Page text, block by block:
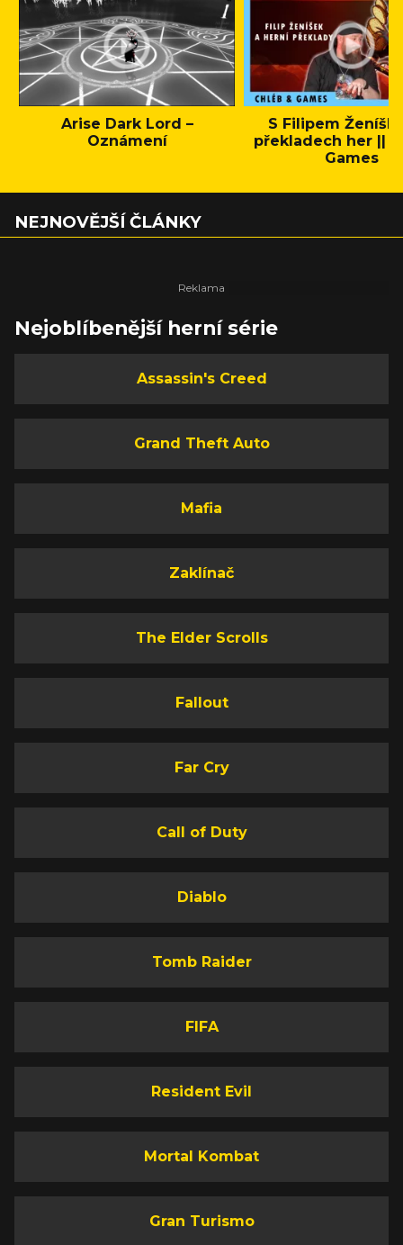
Arise Dark Lord –
Oznámení
S Filipem
překladech her ||
Games
NEJNOVĚJŠÍ ČLÁNKY
Nejoblíbenější herní série
Assassin's Creed
Grand Theft Auto
Mafia
Zaklínač
The Elder Scrolls
Fallout
Far Cry
Call of Duty
Diablo
Tomb Raider
FIFA
Resident Evil
Mortal Kombat
Gran Turismo